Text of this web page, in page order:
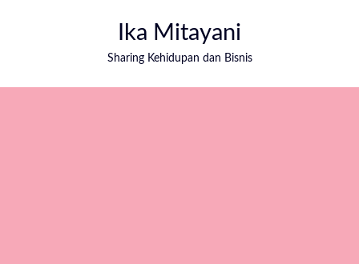
Ika Mitayani
Sharing Kehidupan dan Bisnis